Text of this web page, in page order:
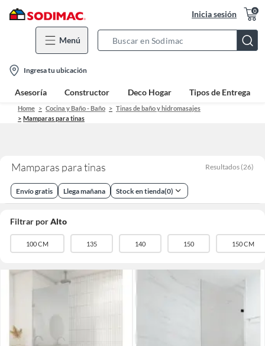
Inicia sesión 0
Menú
Bar
location-
icon
Ingresa tu ubicación
Asesoría Constructor Deco Hogar Tipos de Entrega
Home Cocina y Baño - Baño
Tinas de baño y hidromasajes
Mamparas para tinas
Mamparas para tinas Resultados (26)
Envío gratis Llega mañana Stock en tienda(0)
Filtrar porAlto
100 CM 135 140 150 150 CM